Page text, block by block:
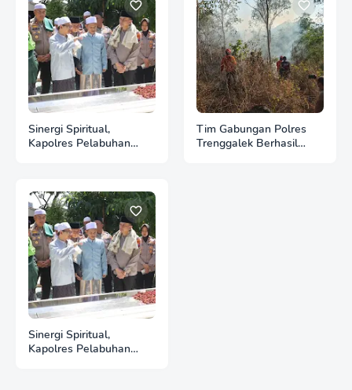
Sinergi Spiritual,
Kapolres Pelabuhan
Tim Gabungan Polres
Trenggalek Berhasil
Sinergi Spiritual,
Kapolres Pelabuhan